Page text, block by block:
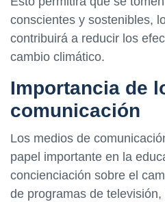
conscientes y sostenibles,
contribuirá a reducir los
cambio climático.
Importancia de
comunicación
Los medios de
papel importante en la
concienciación sobre el
de programas de